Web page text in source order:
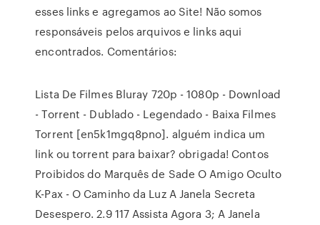
esses links e agregamos ao Site! Não somos
responsáveis pelos arquivos e links aqui
encontrados. Comentários:
Lista De Filmes Bluray 720p - 1080p - Download
- Torrent - Dublado - Legendado - Baixa Filmes
Torrent [en5k1mgq8pno]. alguém indica um
link ou torrent para baixar? obrigada! Contos
Proibidos do Marquês de Sade O Amigo Oculto
K-Pax - O Caminho da Luz A Janela Secreta
Desespero. 2.9 117 Assista Agora 3; A Janela